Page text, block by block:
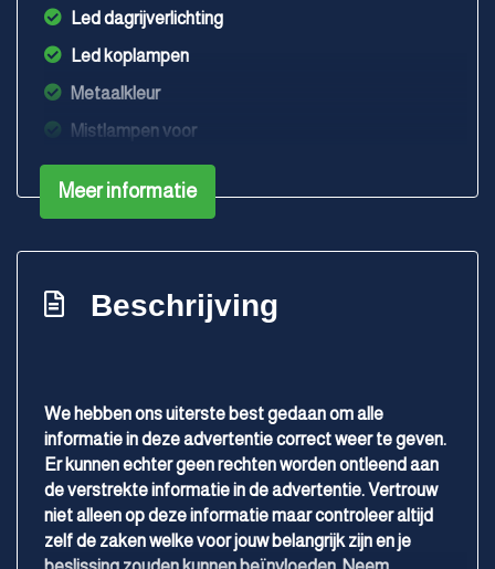
Led dagrijverlichting
Led koplampen
Metaalkleur
Mistlampen voor
Parkeersensor achter
Achterbank in delen neerklapbaar
Bestuurdersstoel in hoogte verstelbaar
Binnenspiegel automatisch dimmend
Comfortstoel(en)
Elektrische ramen achter
Meer informatie
Beschrijving
We hebben ons uiterste best gedaan om alle
informatie in deze advertentie correct weer te geven.
Er kunnen echter geen rechten worden ontleend aan
de verstrekte informatie in de advertentie. Vertrouw
niet alleen op deze informatie maar controleer altijd
zelf de zaken welke voor jouw belangrijk zijn en je